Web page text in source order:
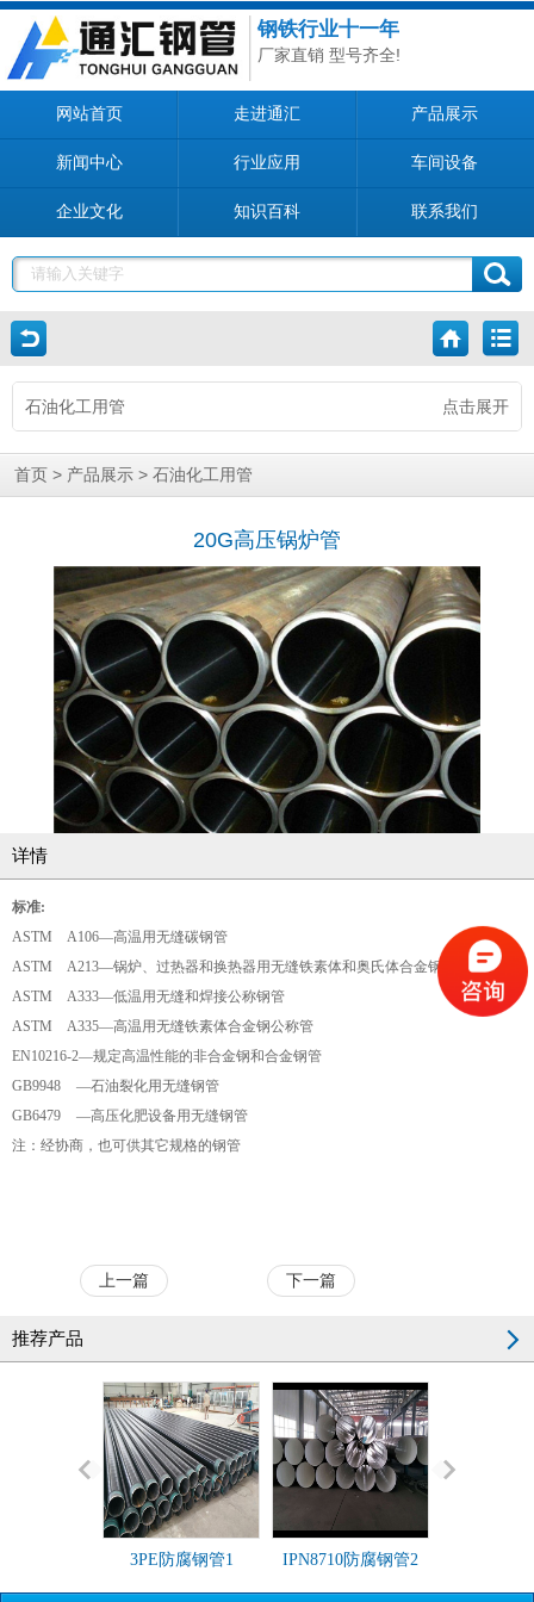
钢铁行业十一年
厂家直销 型号齐全!
网站首页 走进通汇 产品展示
新闻中心 行业应用 车间设备
企业文化 知识百科 联系我们
点击展开
石油化工用管
首页 > 产品展示 > 石油化工用管
20G高压锅炉管
详情
标准:
ASTM A106—高温用无缝碳钢管
ASTM A213—锅炉、过热器和换热器用无缝铁素体和奥氏体合金钢管
ASTM A333—低温用无缝和焊接公称钢管
ASTM A335—高温用无缝铁素体合金钢公称管
EN10216-2—规定高温性能的非合金钢和合金钢管
GB9948 —石油裂化用无缝钢管
GB6479 —高压化肥设备用无缝钢管
注：经协商，也可供其它规格的钢管
上一篇 下一篇
推荐产品
3PE防腐钢管1 IPN8710防腐钢管2